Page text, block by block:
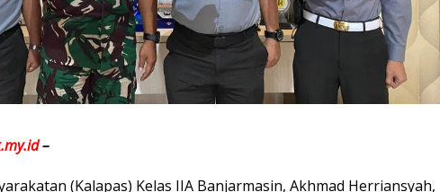
–
(Kalapas) Kelas IIA Banjarmasin, Akhmad Herriansyah,